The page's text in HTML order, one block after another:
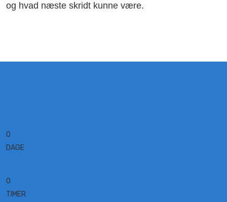
og hvad næste skridt kunne være.
0
DAGE
0
TIMER